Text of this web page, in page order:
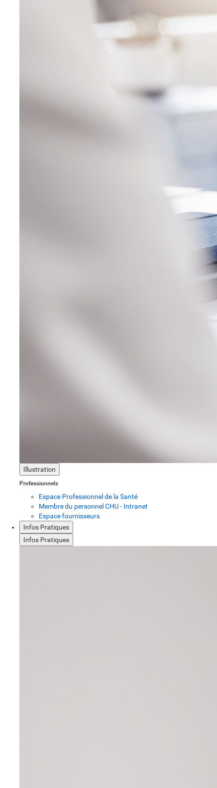
Illustration
Professionnels
Espace Professionnel de la Santé
Membre du personnel CHU - Intranet
Espace fournisseurs
Infos Pratiques
Infos Pratiques